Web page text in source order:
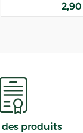
produits